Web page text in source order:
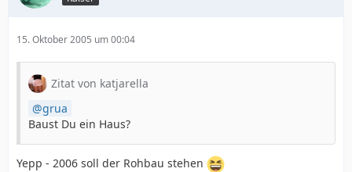
15. Oktober 2005 um 00:04
Zitat von katjarella
grua
Baust Du ein Haus?
Yepp - 2006 soll der Rohbau stehen